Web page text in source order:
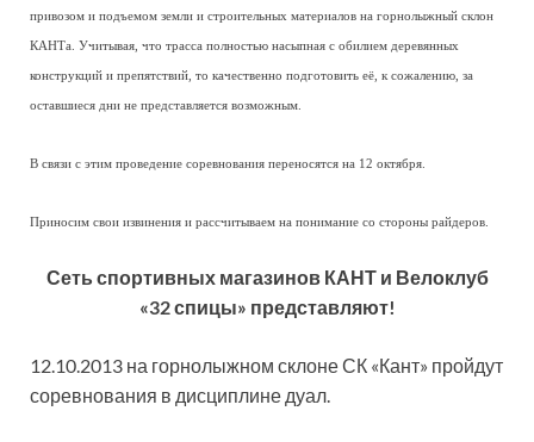
привозом и подъемом земли и строительных материалов на горнолыжный склон
КАНТа. Учитывая, что трасса полностью насыпная с обилием деревянных
конструкций и препятствий, то качественно подготовить её, к сожалению, за
оставшиеся дни не представляется возможным.
В связи с этим проведение соревнования переносятся на 12 октября.
Приносим свои извинения и рассчитываем на понимание со стороны райдеров.
Сеть спортивных магазинов КАНТ и Велоклуб
«32 спицы» представляют!
12.10.2013 на горнолыжном склоне СК «Кант» пройдут
соревнования в дисциплине дуал.